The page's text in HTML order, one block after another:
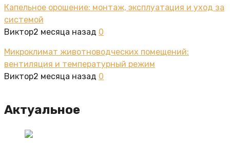
Капельное орошение: монтаж, эксплуатация и уход за
системой
Виктор2 месяца назад 0
Микроклимат животноводческих помещений:
вентиляция и температурный режим
Виктор2 месяца назад 0
Актуальное